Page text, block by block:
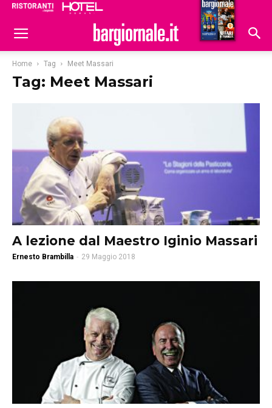
Hoteldomani
Home Tag Meet Massari
Tag: Meet Massari
A lezione dal Maestro Iginio Massari
Ernesto Brambilla - 29 Maggio 2018